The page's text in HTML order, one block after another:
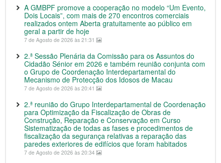
A GMBPF promove a cooperação no modelo “Um Evento,
Dois Locais”, com mais de 270 encontros comerciais
realizados ontem Aberta gratuitamente ao público em
geral a partir de hoje
7 de Agosto de 2026 às 21:31
2.ª Sessão Plenária da Comissão para os Assuntos do
Cidadão Sénior em 2026 e também reunião conjunta com
o Grupo de Coordenação Interdepartamental do
Mecanismo de Protecção dos Idosos de Macau
7 de Agosto de 2026 às 20:41
2.ª reunião do Grupo Interdepartamental de Coordenação
para Optimização da Fiscalização de Obras de
Construção, Reparação e Conservação em Curso
Sistematização de todas as fases e procedimentos de
fiscalização da segurança relativas a reparação das
paredes exteriores de edifícios que foram habitados
7 de Agosto de 2026 às 20:34